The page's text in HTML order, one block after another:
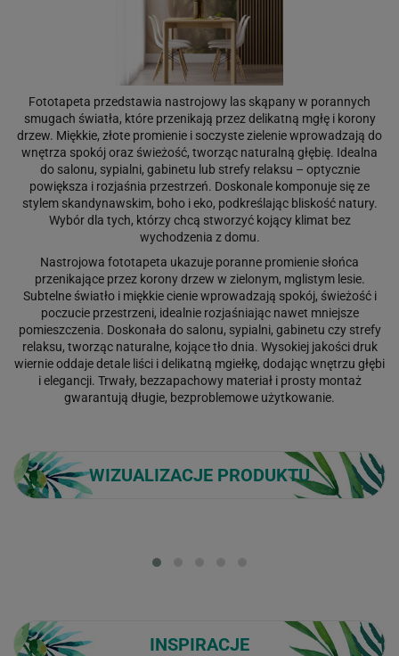
Fototapeta przedstawia nastrojowy las skąpany w porannych
smugach światła, które przenikają przez delikatną mgłę i korony
drzew. Miękkie, złote promienie i soczyste zielenie wprowadzają do
wnętrza spokój oraz świeżość, tworząc naturalną głębię. Idealna
do salonu, sypialni, gabinetu lub strefy relaksu – optycznie
powiększa i rozjaśnia przestrzeń. Doskonale komponuje się ze
stylem skandynawskim, boho i eko, podkreślając bliskość natury.
Wybór dla tych, którzy chcą stworzyć kojący klimat bez
wychodzenia z domu.
Nastrojowa fototapeta ukazuje poranne promienie słońca
przenikające przez korony drzew w zielonym, mglistym lesie.
Subtelne światło i miękkie cienie wprowadzają spokój, świeżość i
poczucie przestrzeni, idealnie rozjaśniając nawet mniejsze
pomieszczenia. Doskonała do salonu, sypialni, gabinetu czy strefy
relaksu, tworząc naturalne, kojące tło dnia. Wysokiej jakości druk
wiernie oddaje detale liści i delikatną mgiełkę, dodając wnętrzu głębi
i elegancji. Trwały, bezzapachowy materiał i prosty montaż
gwarantują długie, bezproblemowe użytkowanie.
WIZUALIZACJE PRODUKTU
INSPIRACJE